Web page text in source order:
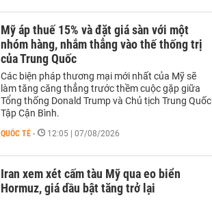
Mỹ áp thuế 15% và đặt giá sàn với một
nhóm hàng, nhắm thẳng vào thế thống trị
của Trung Quốc
Các biện pháp thương mại mới nhất của Mỹ sẽ
làm tăng căng thẳng trước thềm cuộc gặp giữa
Tổng thống Donald Trump và Chủ tịch Trung Quốc
Tập Cận Bình.
QUỐC TẾ - 12:05 | 07/08/2026
Iran xem xét cấm tàu Mỹ qua eo biển
Hormuz, giá dầu bật tăng trở lại